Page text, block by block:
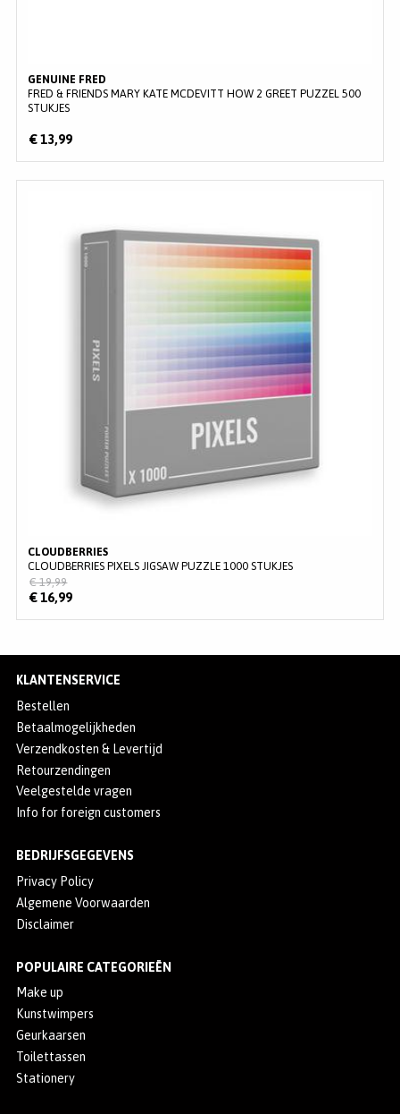
GENUINE FRED
FRED & FRIENDS MARY KATE MCDEVITT HOW 2 GREET PUZZEL 500
STUKJES
€ 13,99
CLOUDBERRIES
CLOUDBERRIES PIXELS JIGSAW PUZZLE 1000 STUKJES
€ 16,99
€ 19,99
KLANTENSERVICE
Bestellen
Betaalmogelijkheden
Verzendkosten & Levertijd
Retourzendingen
Veelgestelde vragen
Info for foreign customers
BEDRIJFSGEGEVENS
Privacy Policy
Algemene Voorwaarden
Disclaimer
POPULAIRE CATEGORIEËN
Make up
Kunstwimpers
Geurkaarsen
Toilettassen
Stationery